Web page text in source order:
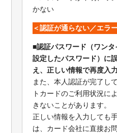
かない
＜認証が通らない／エラ
■認証パスワード（ワン
設定したパスワード）に
え、正しい情報で再度入
また、本人認証が完了し
トカードのご利用状況に
きないことがあります。
正しい情報を入力しても
は、カード会社に直接お